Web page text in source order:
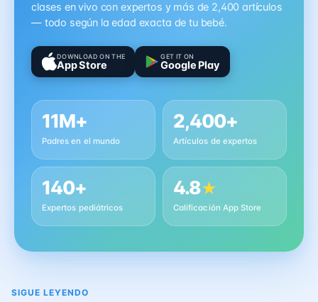
clases en vivo con expertos y más de 2,400 artículos
— todo según la edad exacta de tu bebé.
DOWNLOAD ON THE
App Store
GET IT ON
Google Play
11M+
Padres en el mundo
2,400+
Artículos de expertos
140+
Expertos pediátricos
4.8★
Calificación App Store
SIGUE LEYENDO